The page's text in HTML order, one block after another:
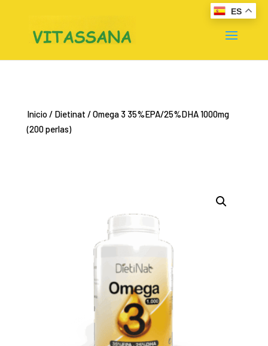
Inicio/ Dietinat / Omega 3 35%EPA/25%DHA 1000mg
(200 perlas)
ES